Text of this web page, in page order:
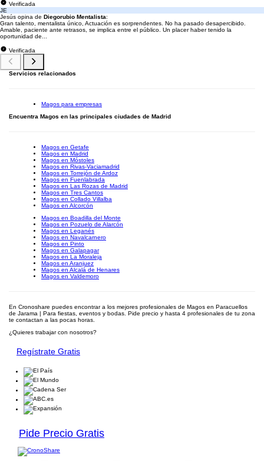
Verificada
JE
Jesús opina de Diegorubio Mentalista:
Gran talento, mentalista único, Actuación es sorprendentes. No ha pasado desapercibido.
Amable, paciente ante retrasos, se implica entre el público. Un placer haber tenido la
oportunidad de...
Verificada
Servicios relacionados
Magos para empresas
Encuentra Magos en las principales ciudades de Madrid
Magos en Getafe
Magos en Madrid
Magos en Móstoles
Magos en Rivas-Vaciamadrid
Magos en Torrejón de Ardoz
Magos en Fuenlabrada
Magos en Las Rozas de Madrid
Magos en Tres Cantos
Magos en Collado Villalba
Magos en Alcorcón
Magos en Boadilla del Monte
Magos en Pozuelo de Alarcón
Magos en Leganés
Magos en Navalcarnero
Magos en Pinto
Magos en Galapagar
Magos en La Moraleja
Magos en Aranjuez
Magos en Alcalá de Henares
Magos en Valdemoro
En Cronoshare puedes encontrar a los mejores profesionales de Magos en Paracuellos
de Jarama | Para fiestas, eventos y bodas. Pide precio y hasta 4 profesionales de tu zona
te contactan a las pocas horas.
¿Quieres trabajar con nosotros?
Regístrate Gratis
Pide Precio Gratis